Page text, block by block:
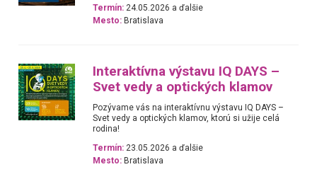
Termín: 24.05.2026 a ďalšie
Mesto: Bratislava
Interaktívna výstavu IQ DAYS –
Svet vedy a optických klamov
Pozývame vás na interaktívnu výstavu IQ DAYS –
Svet vedy a optických klamov, ktorú si užije celá
rodina!
Termín: 23.05.2026 a ďalšie
Mesto: Bratislava